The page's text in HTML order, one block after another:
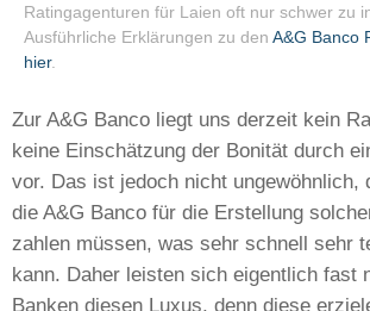
Ratingagenturen für Laien oft nur schwer zu
Ausführliche Erklärungen zu den A&G Banco
hier.
Zur A&G Banco liegt uns derzeit kein
keine Einschätzung der Bonität durch
vor. Das ist jedoch nicht ungewöhnlich,
die A&G Banco für die Erstellung
zahlen müssen, was sehr schnell sehr
kann. Daher leisten sich eigentlich fast
Banken diesen Luxus, denn diese